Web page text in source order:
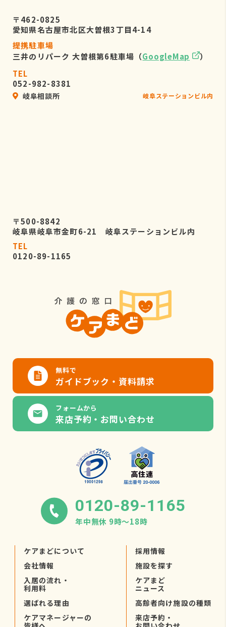
〒462-0825
愛知県名古屋市北区大曽根3丁目4-14
提携駐車場
三井のリパーク 大曽根第6駐車場（GoogleMap
）
TEL
052-982-8381
岐阜相談所 岐阜ステーションビル内
〒500-8842
岐阜県岐阜市金町6-21 岐阜ステーションビル内
TEL
0120-89-1165
無料で
ガイドブック・資料請求
フォームから
来店予約・お問い合わせ
0120-89-1165
年中無休 9時〜18時
ケアまどについて
会社情報
入居の流れ・
利用料
選ばれる理由
ケアマネージャーの
採用情報
施設を探す
ケアまど
ニュース
高齢者向け施設の種類
来店予約・